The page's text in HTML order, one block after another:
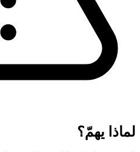
لماذا يهمّ؟